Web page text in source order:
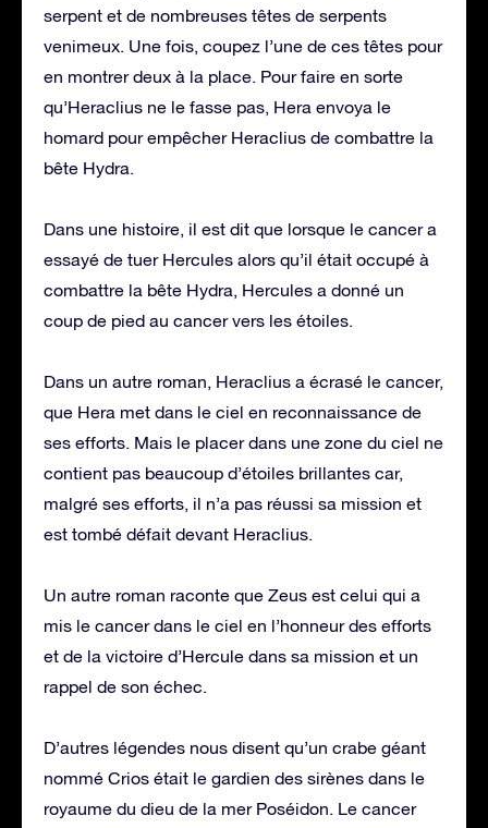
serpent et de nombreuses têtes de serpents
venimeux. Une fois, coupez l’une de ces têtes pour
en montrer deux à la place. Pour faire en sorte
qu’Heraclius ne le fasse pas, Hera envoya le
homard pour empêcher Heraclius de combattre la
bête Hydra.
Dans une histoire, il est dit que lorsque le cancer a
essayé de tuer Hercules alors qu’il était occupé à
combattre la bête Hydra, Hercules a donné un
coup de pied au cancer vers les étoiles.
Dans un autre roman, Heraclius a écrasé le cancer,
que Hera met dans le ciel en reconnaissance de
ses efforts. Mais le placer dans une zone du ciel ne
contient pas beaucoup d’étoiles brillantes car,
malgré ses efforts, il n’a pas réussi sa mission et
est tombé défait devant Heraclius.
Un autre roman raconte que Zeus est celui qui a
mis le cancer dans le ciel en l’honneur des efforts
et de la victoire d’Hercule dans sa mission et un
rappel de son échec.
D’autres légendes nous disent qu’un crabe géant
nommé Crios était le gardien des sirènes dans le
royaume du dieu de la mer Poséidon. Le cancer